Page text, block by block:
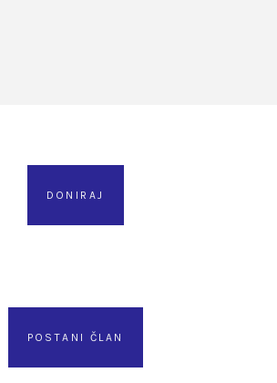
DONIRAJ
POSTANI ČLAN